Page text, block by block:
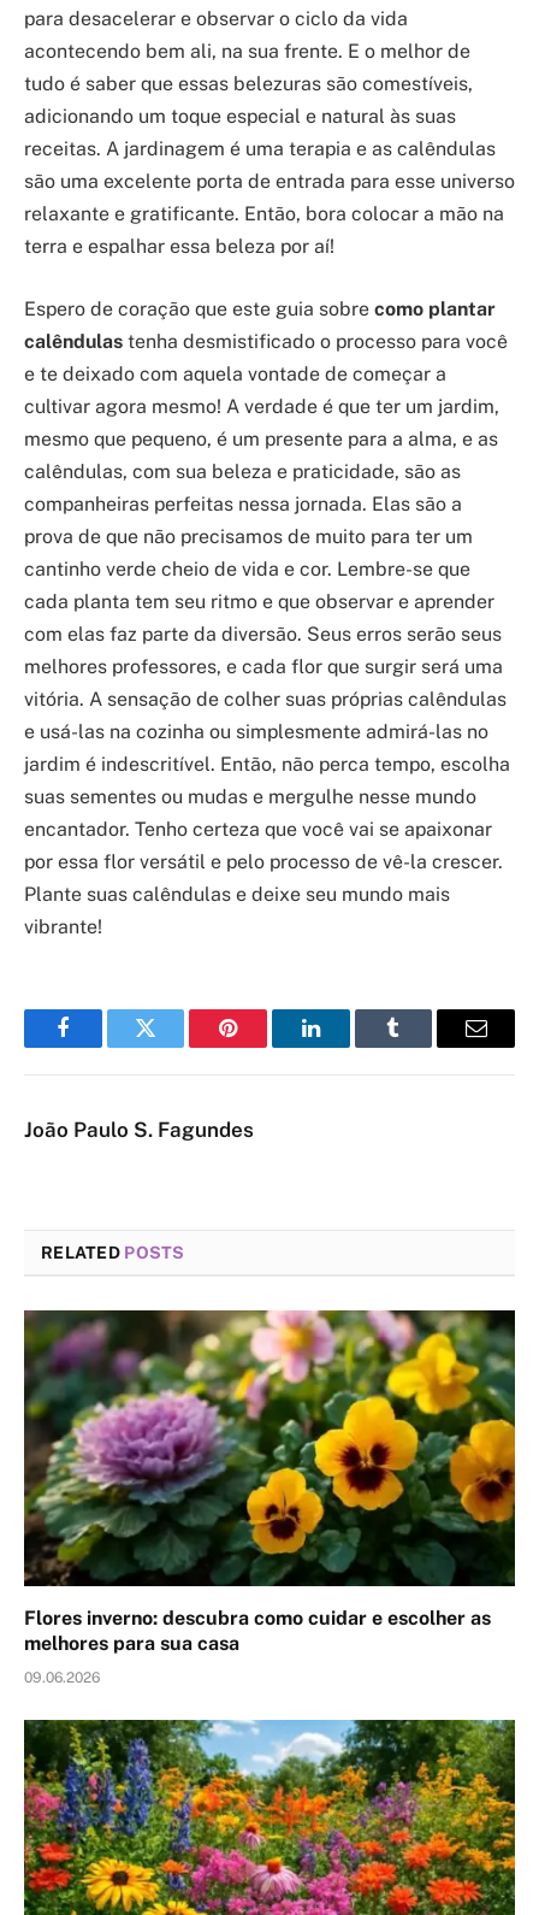
para desacelerar e observar o ciclo da vida
acontecendo bem ali, na sua frente. E o melhor de
tudo é saber que essas belezuras são comestíveis,
adicionando um toque especial e natural às suas
receitas. A jardinagem é uma terapia e as calêndulas
são uma excelente porta de entrada para esse universo
relaxante e gratificante. Então, bora colocar a mão na
terra e espalhar essa beleza por aí!
Espero de coração que este guia sobre como plantar
calêndulas tenha desmistificado o processo para você
e te deixado com aquela vontade de começar a
cultivar agora mesmo! A verdade é que ter um jardim,
mesmo que pequeno, é um presente para a alma, e as
calêndulas, com sua beleza e praticidade, são as
companheiras perfeitas nessa jornada. Elas são a
prova de que não precisamos de muito para ter um
cantinho verde cheio de vida e cor. Lembre-se que
cada planta tem seu ritmo e que observar e aprender
com elas faz parte da diversão. Seus erros serão seus
melhores professores, e cada flor que surgir será uma
vitória. A sensação de colher suas próprias calêndulas
e usá-las na cozinha ou simplesmente admirá-las no
jardim é indescritível. Então, não perca tempo, escolha
suas sementes ou mudas e mergulhe nesse mundo
encantador. Tenho certeza que você vai se apaixonar
por essa flor versátil e pelo processo de vê-la crescer.
Plante suas calêndulas e deixe seu mundo mais
vibrante!
FacebookTwitter Pinterest LinkedInTumblr Email
João Paulo S. Fagundes
RELATED POSTS
Flores inverno: descubra como cuidar e escolher as
melhores para sua casa
09.06.2026